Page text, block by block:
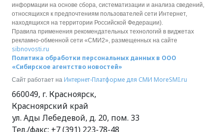
информации на основе сбора, систематизации и анализа сведений,
относящихся к предпочтениям пользователей сети Интернет,
находящихся на территории Российской Федерации).
Правила применения рекомендательных технологий в виджетах
рекламно-обменной сети «СМИ2», размещенных на сайте
sibnovosti.ru
Политика обработки персональных данных в ООО
«Сибирское агентство новостей»
Сайт работает на Интернет-Платформе для СМИ MoreSMI.ru
660049, г. Красноярск,
Красноярский край
ул. Ады Лебедевой, д. 20, пом. 33
Тел./факс: +7 (391) 223-78-48